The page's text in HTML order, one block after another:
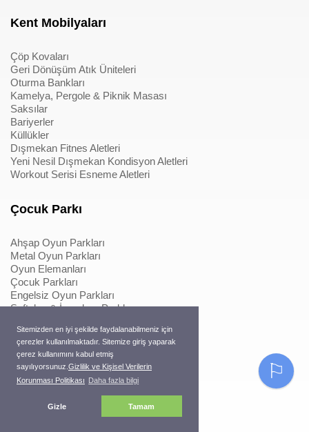
Sitemizden en iyi şekilde faydalanabilmeniz için
çerezler kullanılmaktadır. Sitemize giriş yaparak
çerez kullanımını kabul etmiş
sayılıyorsunuz. Gizlilik ve Kişisel Verilerin
Korunması Politikası Daha fazla bilgi
Gizle Tamam
Kent Mobilyaları
Çöp Kovaları
Geri Dönüşüm Atık Üniteleri
Oturma Bankları
Kamelya, Pergole & Piknik Masası
Saksılar
Bariyerler
Küllükler
Dışmekan Fitnes Aletleri
Yeni Nesil Dışmekan Kondisyon Aletleri
Workout Serisi Esneme Aletleri
Çocuk Parkı
Ahşap Oyun Parkları
Metal Oyun Parkları
Oyun Elemanları
Çocuk Parkları
Engelsiz Oyun Parkları
Softplay & İçmekan Parkları
Metal Konstrüksiyonlu İpli Tırmanmalar
Ahşap Konstrüksiyonlu İpli Tırmanmalar
Macera Serisi Ürünleri
Trambolinler
Pergole
⚐